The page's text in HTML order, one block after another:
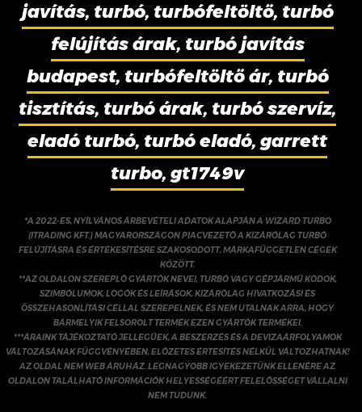
javítás, turbó, turbófeltöltő, turbó
felújítás árak, turbó javítás
budapest, turbófeltöltő ár, turbó
tisztítás, turbó árak, turbó szervíz,
eladó turbó, turbó eladó, garrett
turbo, gt1749v
*A 2022-ES, NYÍLVÁNOS ÁRBEVÉTELI ADATOK ALAPJÁN A WIZARD TURBO
(ITRADING KFT.) MAGYARORSZÁGON PIACVEZETŐ A KIZÁRÓLAG TURBÓ
FELÚJÍTÁSRA ÉS ÉRTÉKESÍTÉSRE SZAKOSODOTT, MÁRKAFÜGGETLEN CÉGEK
KÖZÖTT.
**AZ OLDALON SZEREPLŐ GYÁRTÓK NEVEI, TURBÓ VAGY GÉPJÁRMŰ KÓDOK,
SZIMBÓLUMOK, LOGÓK ÉS LEÍRÁSOK, KIZÁRÓLAG HIVATKOZÁSI ÉS
ÖSSZEHASONLÍTÁSI CÉLLAL SZEREPELNEK, ÉS NEM UTALNAK ARRA, HOGY
BÁRMELYIK FELSOROLT TERMÉK EZEN GYÁRTÓK TERMÉKEI.
***ÁRAINK TÁJÉKOZTATÓ JELLEGŰEK, A BESZERZÉS ÉS A DEVIZAÁRFOLYAMOK
VÁLTOZÁSÁNAK FÜGGVÉNYÉBEN, ELŐZETES ÉRTESÍTÉS NÉLKÜL VÁLTOZHATNAK!
AZ OLDAL NEM WEB ÁRUHÁZ. LEGNAGYOBB IGYEKEZETÜNK ELLENÉRE AZ
OLDALON TALÁLHATÓ INFORMÁCIÓK HELYESSÉGÉÉRT FELELŐSSÉGET VÁLLALNI
NEM TUDUNK.